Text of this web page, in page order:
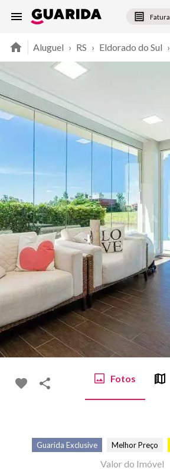
Fatura
Aluguel › RS › Eldorado do Sul ›
Fotos
Guarida Exclusive Melhor Preço
Valor do Imóvel